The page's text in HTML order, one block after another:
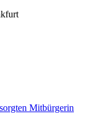
Mitbürgerin